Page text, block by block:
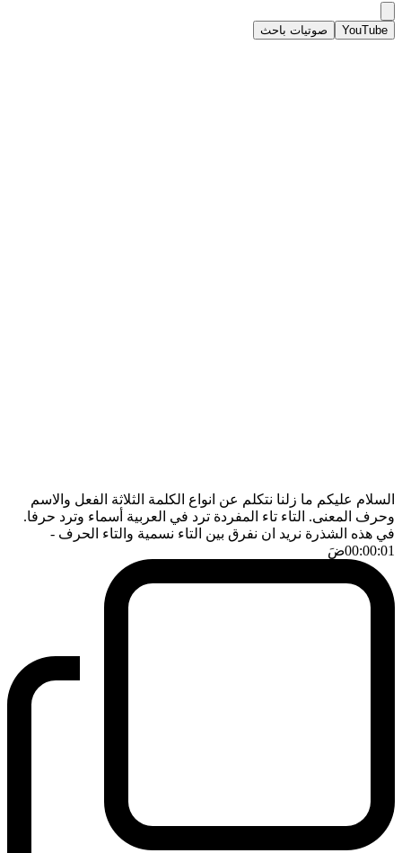
YouTube صوتيات باحث
السلام عليكم ما زلنا نتكلم عن انواع الكلمة الثلاثة الفعل والاسم
وحرف المعنى. التاء تاء المفردة ترد في العربية أسماء وترد حرفا.
في هذه الشذرة نريد ان نفرق بين التاء نسمية والتاء الحرف -
00:00:01ضَ